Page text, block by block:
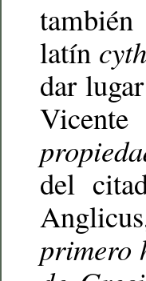
latín
dar
del
primero